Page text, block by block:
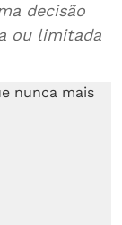
decisão
ou limitada